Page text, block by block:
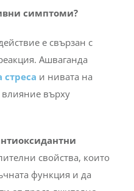
Ашваганда
и нивата на
влияние върху
свойства, които
функция и да
от продължително